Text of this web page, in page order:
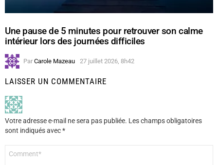
Une pause de 5 minutes pour retrouver son calme
intérieur lors des journées difficiles
Par Carole Mazeau 27 juillet 2026, 8h42
LAISSER UN COMMENTAIRE
Votre adresse e-mail ne sera pas publiée. Les champs obligatoires
sont indiqués avec*